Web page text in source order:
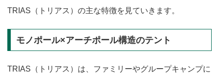
TRIAS（トリアス）の主な特徴を見ていきます。
モノポール×アーチポール構造のテント
TRIAS（トリアス）は、ファミリーやグループキャンプに